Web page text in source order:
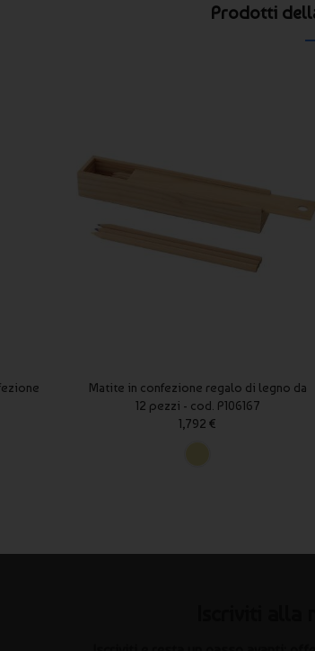
Prodotti
Matite in confezione regalo di legno da
12 pezzi - cod. P106167
1,792 €